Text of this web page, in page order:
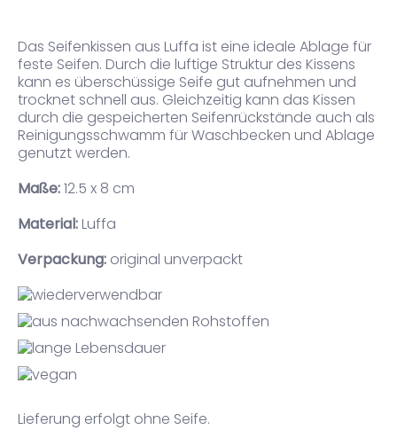
Das Seifenkissen aus Luffa ist eine ideale Ablage für
feste Seifen. Durch die luftige Struktur des Kissens
kann es überschüssige Seife gut aufnehmen und
trocknet schnell aus. Gleichzeitig kann das Kissen
durch die gespeicherten Seifenrückstände auch als
Reinigungsschwamm für Waschbecken und Ablage
genutzt werden.
Maße:12.5 x 8 cm
Material: Luffa
Verpackung: original unverpackt
Lieferung erfolgt ohne Seife.